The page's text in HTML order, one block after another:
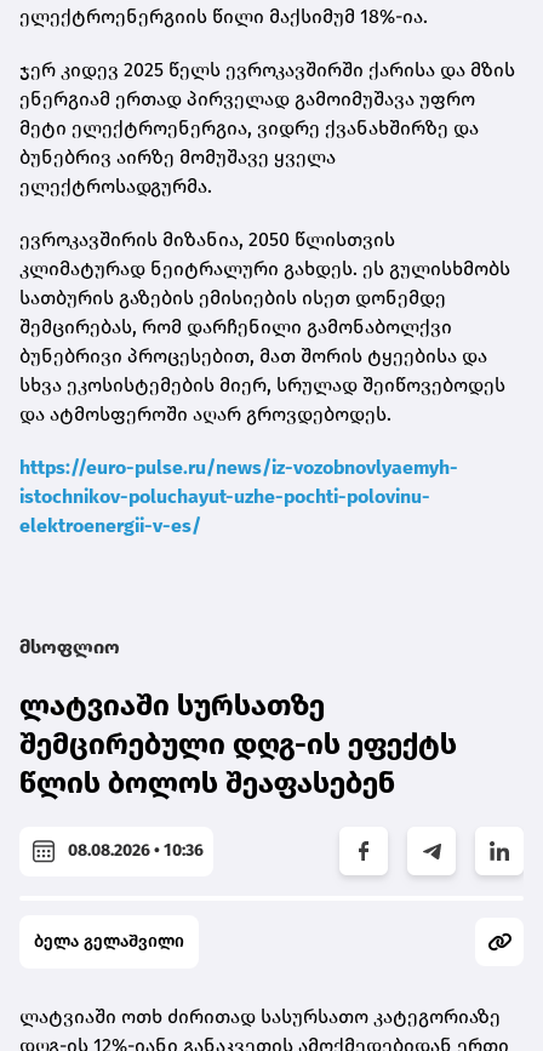
ელექტროენერგიის წილი მაქსიმუმ 18%-ია.
ჯერ კიდევ 2025 წელს ევროკავშირში ქარისა და მზის
ენერგიამ ერთად პირველად გამოიმუშავა უფრო
მეტი ელექტროენერგია, ვიდრე ქვანახშირზე და
ბუნებრივ აირზე მომუშავე ყველა
ელექტროსადგურმა.
ევროკავშირის მიზანია, 2050 წლისთვის
კლიმატურად ნეიტრალური გახდეს. ეს გულისხმობს
სათბურის გაზების ემისიების ისეთ დონემდე
შემცირებას, რომ დარჩენილი გამონაბოლქვი
ბუნებრივი პროცესებით, მათ შორის ტყეებისა და
სხვა ეკოსისტემების მიერ, სრულად შეიწოვებოდეს
და ატმოსფეროში აღარ გროვდებოდეს.
https://euro-pulse.ru/news/iz-vozobnovlyaemyh-
istochnikov-poluchayut-uzhe-pochti-polovinu-
elektroenergii-v-es/
მსოფლიო
ლატვიაში სურსათზე
შემცირებული დღგ-ის ეფექტს
წლის ბოლოს შეაფასებენ
08.08.2026 • 10:36
ბელა გელაშვილი
ლატვიაში ოთხ ძირითად სასურსათო კატეგორიაზე
დღგ-ის 12%-იანი განაკვეთის ამოქმედებიდან ერთი